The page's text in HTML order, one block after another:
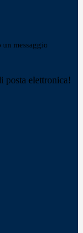
messaggio
posta elettronica!